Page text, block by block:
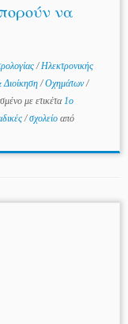
να
/Ηλεκτρονικής
Διοίκηση/Οχημάτων/
με ετικέτα1ο
/σχολείο από